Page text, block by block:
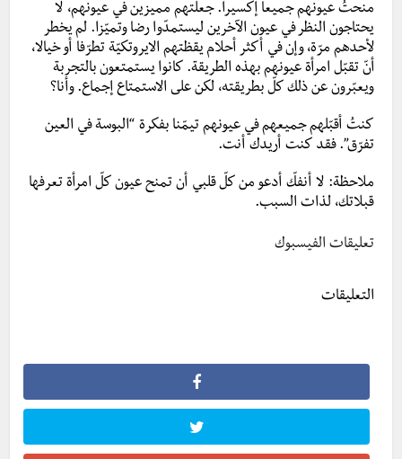
منحتُ عيونهم جميعا إكسيرا. جعلتهم مميزين في عيونهم، لا
يحتاجون النظر في عيون الآخرين ليستمدّوا رضا وتميّزا. لم يخطر
لأحدهم مرّة، وإن في أكثر أحلام يقظتهم الايروتكيّة تطرّفا أو خيالا،
أنّ تقبّل امرأة عيونهم بهذه الطريقة. كانوا يستمتعون بالتجربة
ويعبّرون عن ذلك كلّ بطريقته، لكن على الاستمتاع إجماع. وأنا؟
كنتُ أقبّلهم جميعهم في عيونهم تيمّنا بفكرة “البوسة في العين
تفرّق”. فقد كنت أريدك أنت.
ملاحظة: لا أنفكّ أدعو من كلّ قلبي أن تمنح عيون كلّ امرأة تعرفها
قبلاتك، لذات السبب.
تعليقات الفيسبوك
التعليقات